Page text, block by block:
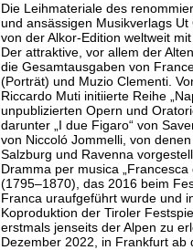
Die Leihmateriale des
und ansässigen Musikverlags
von der Alkor-Edition weltweit
Der attraktive, vor allem der
die Gesamtausgaben von
(Porträt) und Muzio Clementi.
Riccardo Muti initiierte Reihe
unpublizierten Opern und
darunter „I due Figaro“ von
von Niccoló Jommelli, von
Salzburg und Ravenna
Dramma per musica
(1795–1870), das 2016 beim
Franca uraufgeführt wurde und
Koproduktion der Tiroler
erstmals jenseits der Alpen zu
Dezember 2022, in Frankfurt ab